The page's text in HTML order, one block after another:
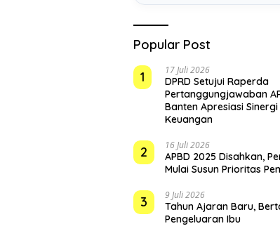
Popular Post
1
17 Juli 2026
DPRD Setujui Raperda
Pertanggungjawaban
Banten Apresiasi
Keuangan
2 16 Juli 2026
APBD 2025 Disahkan,
Mulai Susun Prioritas
3 9 Juli 2026
Tahun Ajaran Baru,
Pengeluaran Ibu